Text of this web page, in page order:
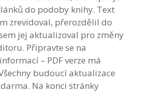
do podoby knihy. Text
zrevidoval, přerozdělil do
jej aktualizoval pro změny
Připravte se na
– PDF verze má
budoucí aktualizace
Na konci stránky